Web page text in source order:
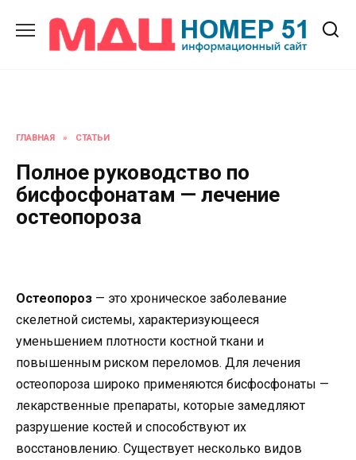
содержанию
ГЛАВНАЯ » СТАТЬИ
Полное руководство по
бисфосфонатам — лечение
остеопороза
Остеопороз — это хроническое заболевание
скелетной системы, характеризующееся
уменьшением плотности костной ткани и
повышенным риском переломов. Для лечения
остеопороза широко применяются бисфосфонаты —
лекарственные препараты, которые замедляют
разрушение костей и способствуют их
восстановлению. Существует несколько видов